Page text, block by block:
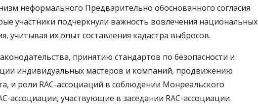
неформального Предварительно обоснованного согласия
участники подчеркнули важность вовлечения национальных
учитывая их опыт составления кадастра выбросов.
принятию стандартов по безопасности и
индивидуальных мастеров и компаний, продвижению
и роли RAC-ассоциаций в соблюдении Монреальского
ассоциации, участвующие в заседании RAC-ассоциации